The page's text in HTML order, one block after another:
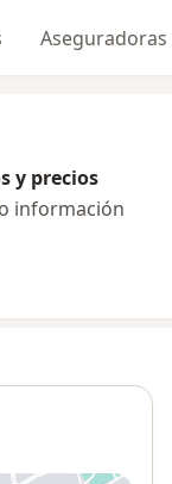
Aseguradoras
y precios
información